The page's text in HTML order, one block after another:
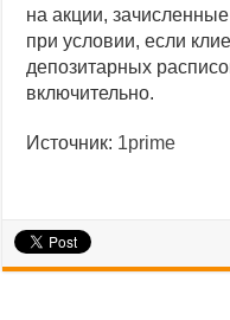
на акции,
при условии, если
депозитарных
включительно.
Источник: 1prime